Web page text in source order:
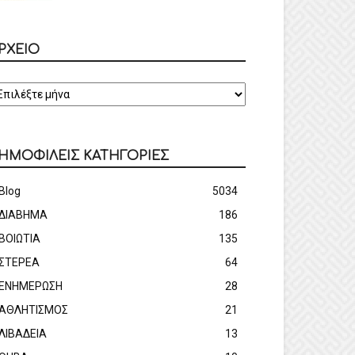
ΚΑΤΗΓΟΡΙΕΣ
Blog
5034
186
ΒΟΙΩΤΙΑ
135
64
ΕΝΗΜΕΡΩΣΗ
28
21
13